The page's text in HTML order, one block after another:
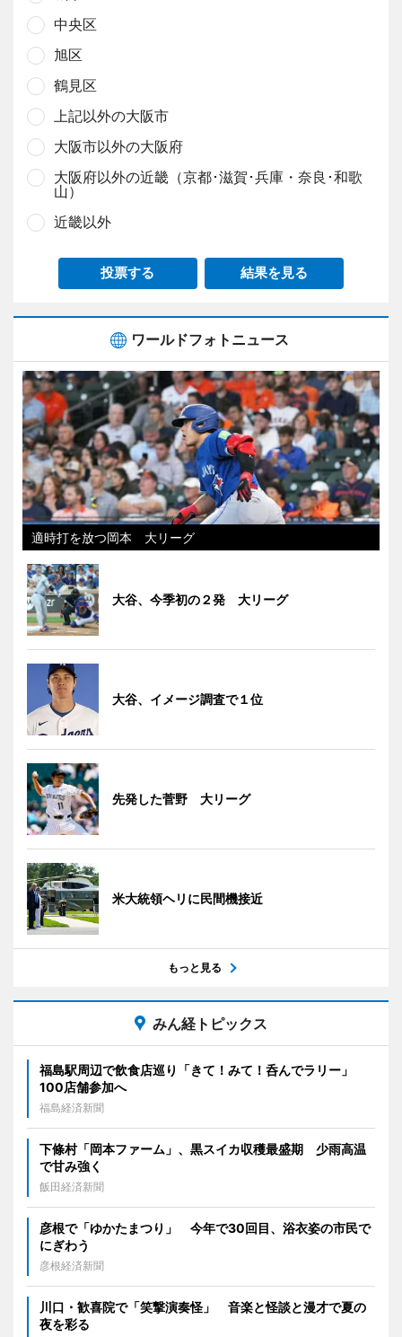
中央区
旭区
鶴見区
上記以外の大阪市
大阪市以外の大阪府
大阪府以外の近畿（京都･滋賀･兵庫・奈良･和歌
山）
近畿以外
投票する 結果を見る
ワールドフォトニュース
適時打を放つ岡本 大リーグ
大谷、今季初の２発 大リーグ
大谷、イメージ調査で１位
先発した菅野 大リーグ
米大統領ヘリに民間機接近
もっと見る
みん経トピックス
福島駅周辺で飲食店巡り「きて！みて！呑んでラリー」
100店舗参加へ
福島経済新聞
下條村「岡本ファーム」、黒スイカ収穫最盛期 少雨高温
で甘み強く
飯田経済新聞
彦根で「ゆかたまつり」 今年で30回目、浴衣姿の市民で
にぎわう
彦根経済新聞
川口・歓喜院で「笑撃演奏怪」 音楽と怪談と漫才で夏の
夜を彩る